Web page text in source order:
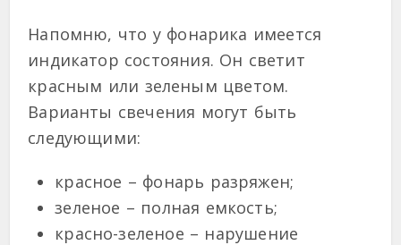
Напомню, что у фонарика имеется
индикатор состояния. Он светит
красным или зеленым цветом.
Варианты свечения могут быть
следующими:
красное – фонарь разряжен;
зеленое – полная емкость;
красно-зеленое – нарушение